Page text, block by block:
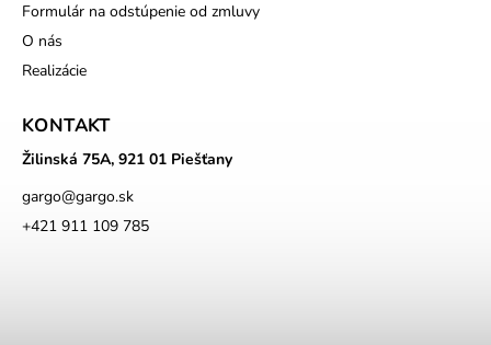
Formulár na odstúpenie od zmluvy
O nás
Realizácie
KONTAKT
Žilinská 75A, 921 01 Piešťany
gargo@gargo.sk
+421 911 109 785